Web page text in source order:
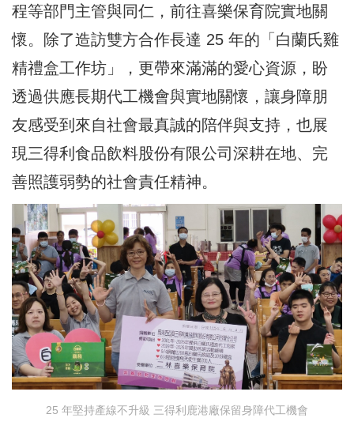
程等部門主管與同仁，前往喜樂保育院實地關
懷。除了造訪雙方合作長達 25 年的「白蘭氏雞
精禮盒工作坊」，更帶來滿滿的愛心資源，盼
透過供應長期代工機會與實地關懷，讓身障朋
友感受到來自社會最真誠的陪伴與支持，也展
現三得利食品飲料股份有限公司深耕在地、完
善照護弱勢的社會責任精神。
25 年堅持產線不升級 三得利鹿港廠保留身障代工機會